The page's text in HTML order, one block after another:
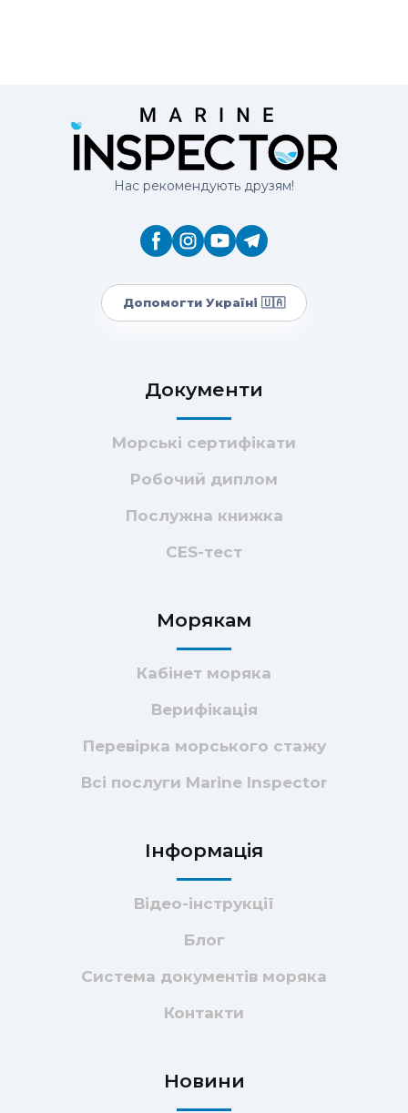
Нас рекомендують друзям!
Допомогти Україні 🇺🇦
Документи
Морські сертифікати
Робочий диплом
Послужна книжка
CES-тест
Морякам
Кабінет моряка
Верифікація
Перевірка морського стажу
Всі послуги Marine Inspector
Інформація
Відео-інструкції
Блог
Система документів моряка
Контакти
Новини